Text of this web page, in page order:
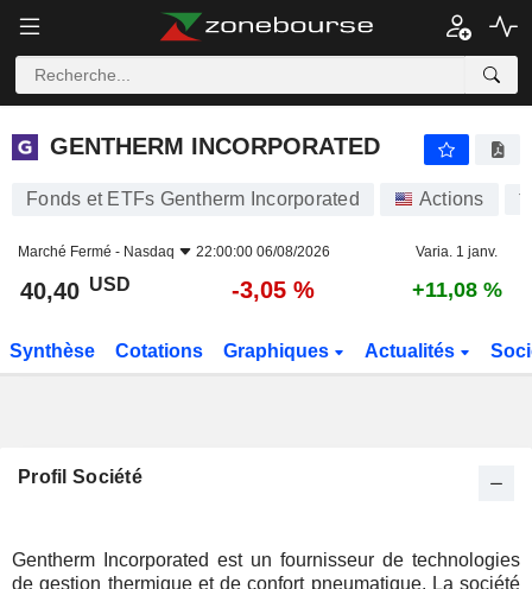
GENTHERM INCORPORATED
GENTHERM INCORPORATED
Fonds et ETFs Gentherm Incorporated Actions
Marché Fermé - Nasdaq 22:00:00 06/08/2026 Varia. 1 janv.
40,40 USD -3,05 % +11,08 %
Synthèse Cotations Graphiques Actualités
Profil Société
Gentherm Incorporated est un fournisseur de technologies
de gestion thermique et de confort pneumatique. La société